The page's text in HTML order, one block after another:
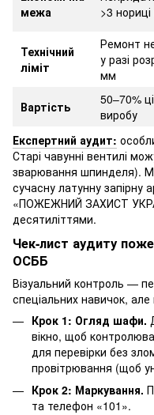
межа
>3
Технічний
ліміт
Ремонт
у разі
мм
Вартість
50–70%
виробу
Експертний аудит:
Старі чавунні вентилі
зварювання шпинделя).
сучасну латунну запірну
«ПОЖЕЖНИЙ ЗАХИСТ
десятиліттями.
Чек-лист аудиту
ОСББ
Візуальний контроль —
спеціальних навичок,
Крок 1: Огляд шафи.
вікно, щоб
для перевірки без
провітрювання (щоб
Крок 2: Маркування.
та телефон «101».